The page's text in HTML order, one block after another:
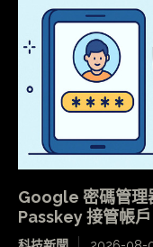
Google 密碼管
Passkey 接管帳戶